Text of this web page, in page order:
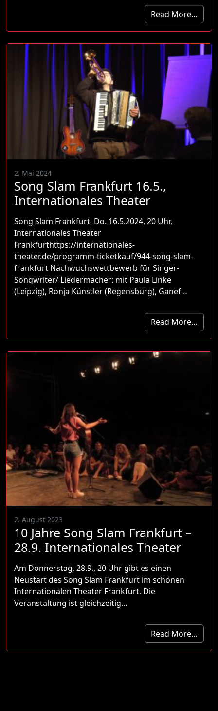
Read More…
2. Mai 2024
Song Slam Frankfurt 16.5.,
Internationales Theater
Song Slam Frankfurt, Do. 16.5.2024, 20 Uhr,
Internationales Theater
Frankfurthttps://internationales-
theater.de/programm-ticketkauf/944-song-slam-
frankfurt Nachwuchswettbewerb für Singer-
Songwriter/ Liedermacher: mit Paula Linke
(Leipzig), Ronja Künstler (Regensburg), Ganef…
Read More…
2. August 2023
10 Jahre Song Slam Frankfurt –
28.9. Internationales Theater
Am Donnerstag, 28.9., 20 Uhr gibt es einen
Neustart des Song Slam Frankfurt im schönen
Internationalen Theater Frankfurt. Die
Veranstaltung ist gleichzeitig…
Read More…